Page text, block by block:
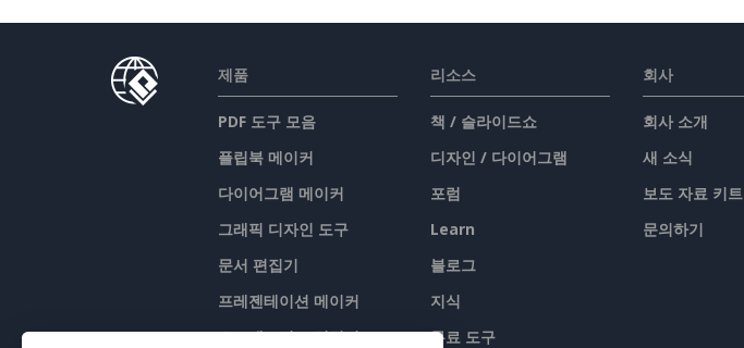
제품
PDF 도구 모음
플립북 메이커
다이어그램 메이커
그래픽 디자인 도구
문서 편집기
프레젠테이션 메이커
스프레드시트 편집기
리소스
책 / 슬라이드쇼
디자인 / 다이어그램
포럼
Learn
블로그
지식
무료 도구
회사
회사 소개
새 소식
보도 자료 키트
문의하기